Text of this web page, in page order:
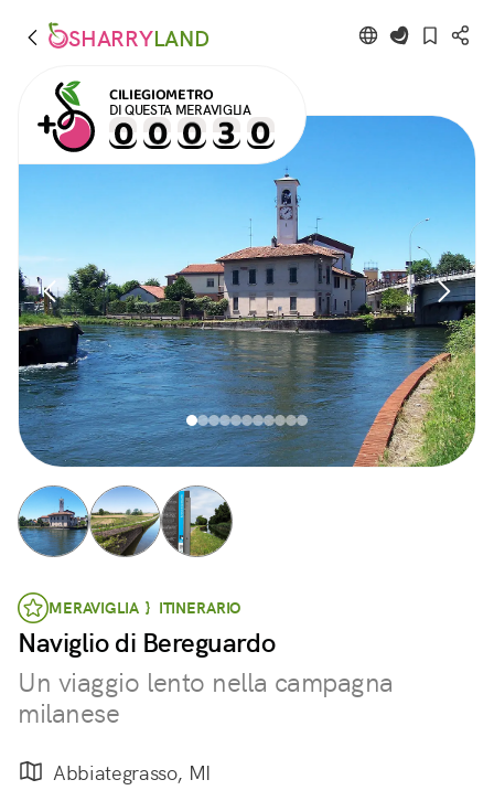
SHARRYLAND
CILIEGIOMETRO
DI QUESTA MERAVIGLIA
MERAVIGLIA } ITINERARIO
Naviglio di Bereguardo
Un viaggio lento nella campagna
milanese
Abbiategrasso, MI